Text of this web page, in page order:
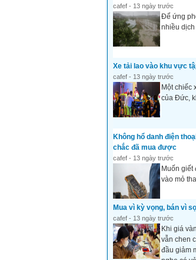
cafef - 13 ngày trước
Để ứng
nhiều
Xe tải lao vào khu vực
cafef - 13 ngày trước
Một chiếc
của Đức,
Không hổ danh điện
chắc đã mua được
cafef - 13 ngày trước
Muốn
vào mỏ
Mua vì kỳ vọng, bán vì
cafef - 13 ngày trước
Khi giá
vẫn chen
đầu giảm